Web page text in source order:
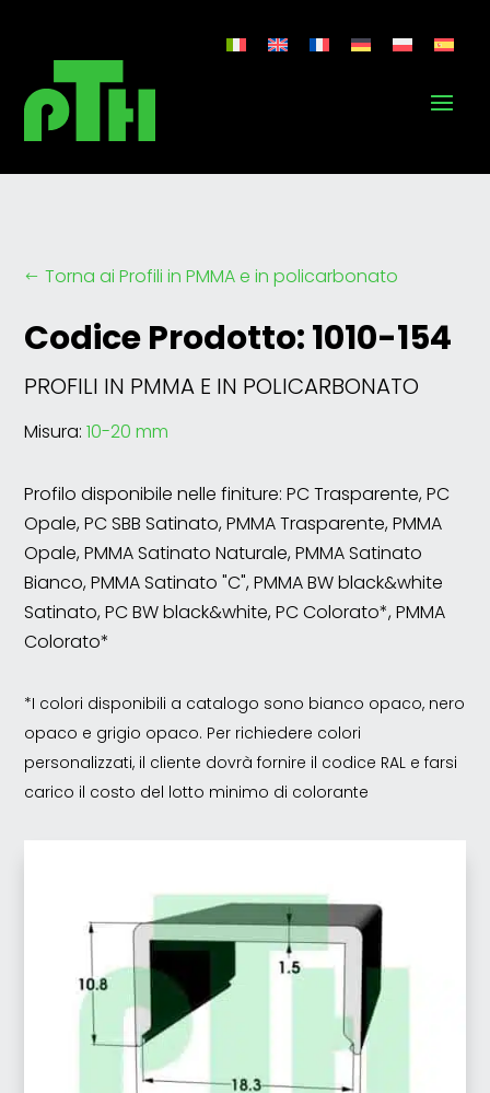
# Torna ai Profili in PMMA e in policarbonato
Codice Prodotto: 1010-154
PROFILI IN PMMA E IN POLICARBONATO
Misura:10-20 mm
Profilo disponibile nelle finiture: PC Trasparente, PC
Opale, PC SBB Satinato, PMMA Trasparente, PMMA
Opale, PMMA Satinato Naturale, PMMA Satinato
Bianco, PMMA Satinato "C", PMMA BW black&white
Satinato, PC BW black&white, PC Colorato*, PMMA
Colorato*
*I colori disponibili a catalogo sono bianco opaco, nero
opaco e grigio opaco. Per richiedere colori
personalizzati, il cliente dovrà fornire il codice RAL e farsi
carico il costo del lotto minimo di colorante